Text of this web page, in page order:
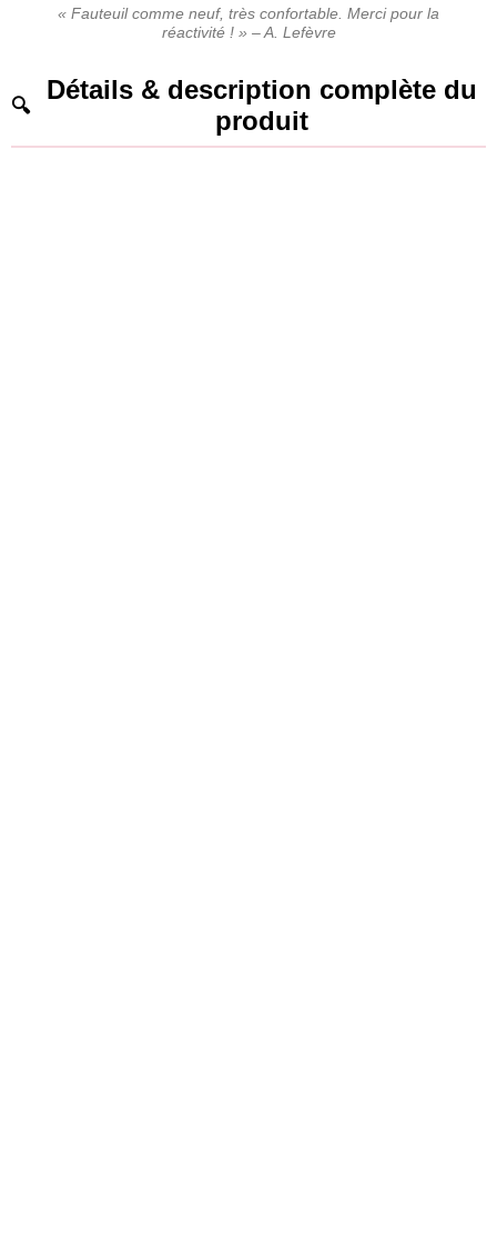
« Fauteuil comme neuf, très confortable. Merci pour la
réactivité ! » – A. Lefèvre
Détails & description complète du
produit